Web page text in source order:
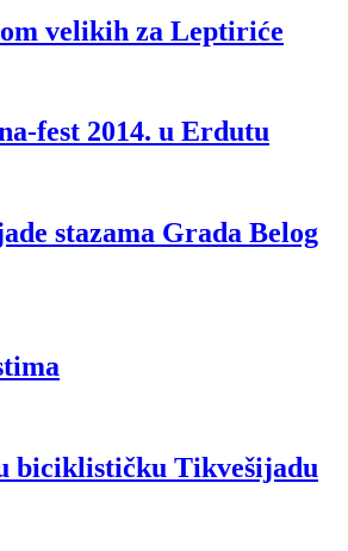
velikih za Leptiriće
fest 2014. u Erdutu
stazama Grada Belog
biciklističku Tikvešijadu